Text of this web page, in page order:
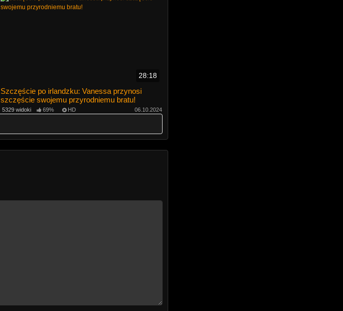
28:18
Szczęście po irlandzku: Vanessa przynosi
szczęście swojemu przyrodniemu bratu!
5329 widoki 69% HD 06.10.2024